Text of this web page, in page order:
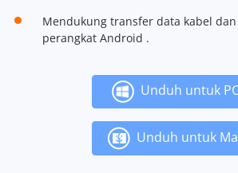
Mendukung transfer data kabel
perangkat Android .
Unduh untuk
Unduh untuk